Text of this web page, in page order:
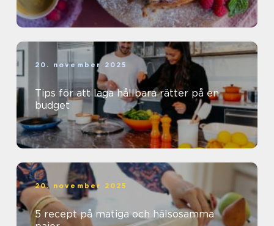
20. november 2025
Tips för att laga hållbara rätter på en
budget
20. november 2025
5 recept på matiga och hälsosamma